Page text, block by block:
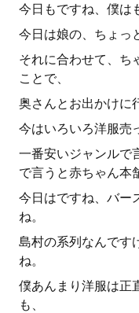
今日もですね、僕は
今日は娘の、ちょっ
それに合わせて、ち
ことで、
奥さんとお出かけに
今はいろいろ洋服売
一番安いジャンルで
で言うと赤ちゃん本
今日はですね、バー
ね。
島村の系列なんです
ね。
僕あんまり洋服は正
も、